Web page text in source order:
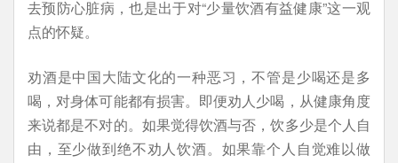
去预防心脏病，也是出于对“少量饮酒有益健康”这一观
点的怀疑。
劝酒是中国大陆文化的一种恶习，不管是少喝还是多
喝，对身体可能都有损害。即便劝人少喝，从健康角度
来说都是不对的。如果觉得饮酒与否，饮多少是个人自
由，至少做到绝不劝人饮酒。如果靠个人自觉难以做